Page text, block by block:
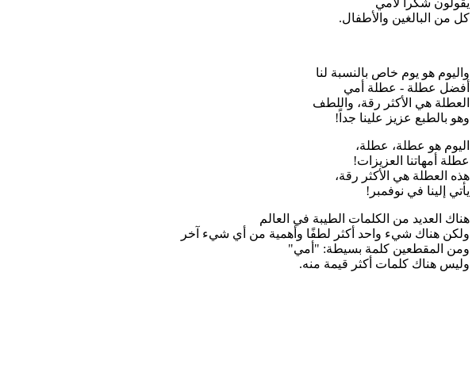
كل من البالغين والأطفال.
واليوم هو يوم خاص بالنسبة لنا
أفضل عطلة - عطلة أمي
العطلة هي الأكثر رقة، واللطف
وهو بالطبع عزيز علينا جداً!
اليوم هو عطلة، عطلة،
عطلة أمهاتنا العزيزات!
هذه العطلة هي الأكثر رقة،
يأتي إلينا في نوفمبر!
هناك العديد من الكلمات الطيبة في العالم
ولكن هناك شيء واحد أكثر لطفًا وأهمية من أي شيء آخر
ومن المقطعين كلمة بسيطة: "أمي"
وليس هناك كلمات أكثر قيمة منه.